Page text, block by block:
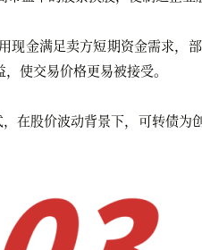
现金满足卖方短期资金需求
使交易价格更易被接受。
在股价波动背景下，可转债